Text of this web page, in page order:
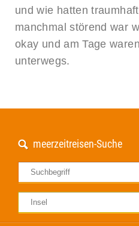
und wie hatten
manchmal störend war
okay und am Tage
unterwegs.
meerzeitreisen-Suche